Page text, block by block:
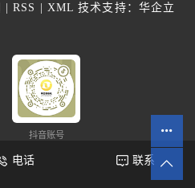
|RSS | XML 技术支持： 华企立
抖音账号
电话 联系